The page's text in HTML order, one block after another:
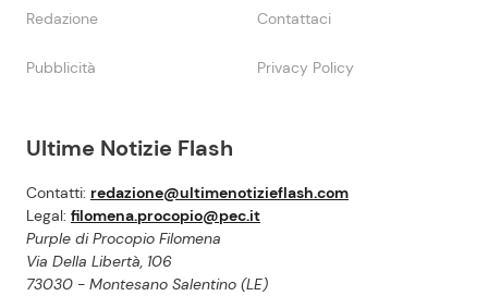
Ultime Notizie Flash
Contatti: redazione@ultimenotizieflash.com
Legal: filomena.procopio@pec.it
Purple di Procopio Filomena
Via Della Libertà, 106
73030 - Montesano Salentino (LE)
Redazione Contattaci
Pubblicità Privacy Policy